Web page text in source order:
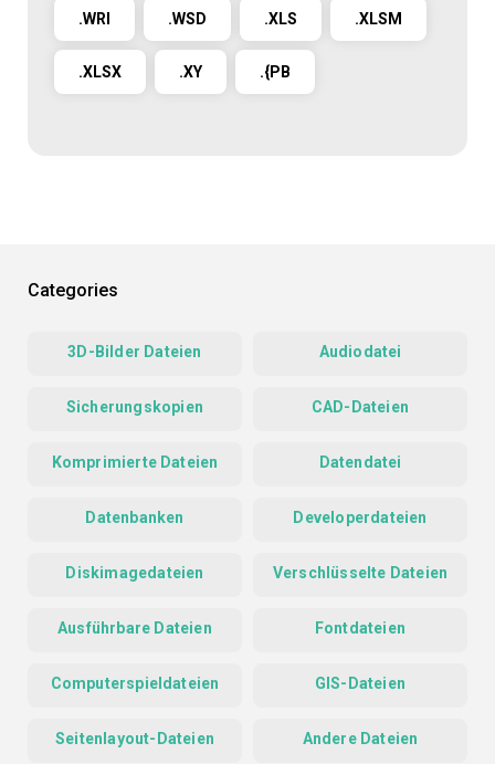
.WRI .WSD .XLS .XLSM
.XLSX .XY .{PB
Categories
3D-Bilder Dateien Audiodatei
Sicherungskopien CAD-Dateien
Komprimierte Dateien Datendatei
Datenbanken Developerdateien
Diskimagedateien Verschlüsselte Dateien
Ausführbare Dateien Fontdateien
Computerspieldateien GIS-Dateien
Seitenlayout-Dateien Andere Dateien